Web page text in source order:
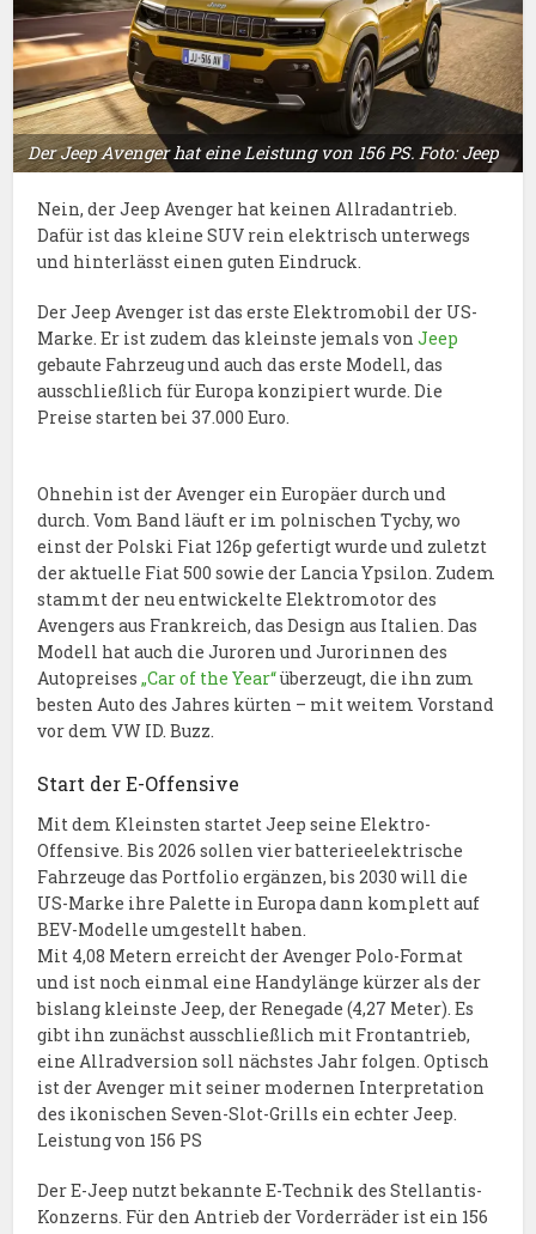
Der Jeep Avenger hat eine Leistung von 156 PS. Foto: Jeep
Nein, der Jeep Avenger hat keinen Allradantrieb.
Dafür ist das kleine SUV rein elektrisch unterwegs
und hinterlässt einen guten Eindruck.
Der Jeep Avenger ist das erste Elektromobil der US-
Marke. Er ist zudem das kleinste jemals vonJeep
gebaute Fahrzeug und auch das erste Modell, das
ausschließlich für Europa konzipiert wurde. Die
Preise starten bei 37.000 Euro.
Ohnehin ist der Avenger ein Europäer durch und
durch. Vom Band läuft er im polnischen Tychy, wo
einst der Polski Fiat 126p gefertigt wurde und zuletzt
der aktuelle Fiat 500 sowie der Lancia Ypsilon. Zudem
stammt der neu entwickelte Elektromotor des
Avengers aus Frankreich, das Design aus Italien. Das
Modell hat auch die Juroren und Jurorinnen des
Autopreises„Car of the Year“überzeugt, die ihn zum
besten Auto des Jahres kürten – mit weitem Vorstand
vor dem VW ID. Buzz.
Start der E-Offensive
Mit dem Kleinsten startet Jeep seine Elektro-
Offensive. Bis 2026 sollen vier batterieelektrische
Fahrzeuge das Portfolio ergänzen, bis 2030 will die
US-Marke ihre Palette in Europa dann komplett auf
BEV-Modelle umgestellt haben.
Mit 4,08 Metern erreicht der Avenger Polo-Format
und ist noch einmal eine Handylänge kürzer als der
bislang kleinste Jeep, der Renegade (4,27 Meter). Es
gibt ihn zunächst ausschließlich mit Frontantrieb,
eine Allradversion soll nächstes Jahr folgen. Optisch
ist der Avenger mit seiner modernen Interpretation
des ikonischen Seven-Slot-Grills ein echter Jeep.
Leistung von 156 PS
Der E-Jeep nutzt bekannte E-Technik des Stellantis-
Konzerns. Für den Antrieb der Vorderräder ist ein 156